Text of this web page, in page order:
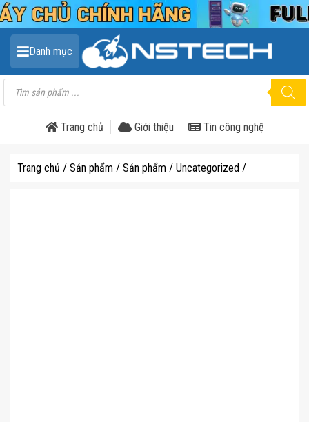
Danh mục
Tìm
kiếm
sản
Trang chủ
Giới thiệu Tin công nghệ
Trang chủ / Sản phẩm / Sản phẩm / Uncategorized /